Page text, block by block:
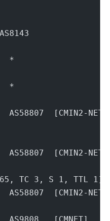
*
*
AS58807  [CMIN2-
[CMIN2-
TC 3, S 1, TTL 1]
[CMIN2-